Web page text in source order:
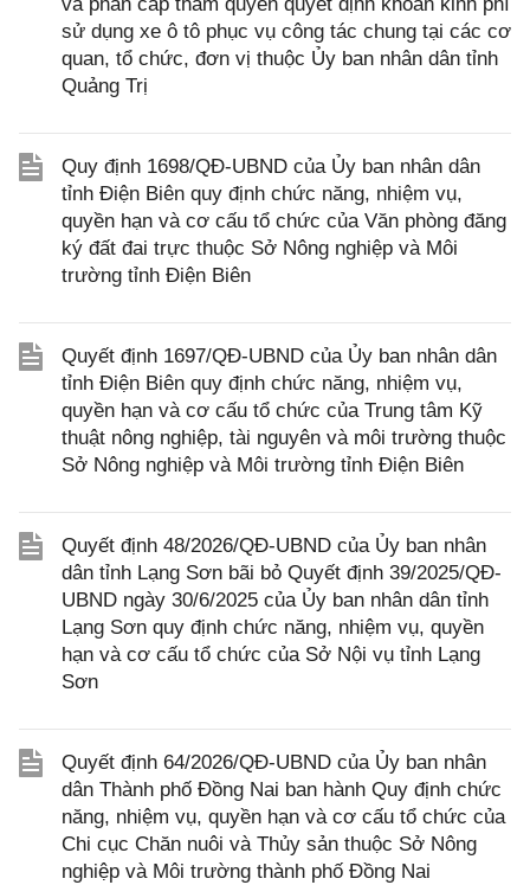
và phân cấp thẩm quyền quyết định khoán kinh phí
sử dụng xe ô tô phục vụ công tác chung tại các cơ
quan, tổ chức, đơn vị thuộc Ủy ban nhân dân tỉnh
Quảng Trị
Quy định 1698/QĐ-UBND của Ủy ban nhân dân
tỉnh Điện Biên quy định chức năng, nhiệm vụ,
quyền hạn và cơ cấu tổ chức của Văn phòng đăng
ký đất đai trực thuộc Sở Nông nghiệp và Môi
trường tỉnh Điện Biên
Quyết định 1697/QĐ-UBND của Ủy ban nhân dân
tỉnh Điện Biên quy định chức năng, nhiệm vụ,
quyền hạn và cơ cấu tổ chức của Trung tâm Kỹ
thuật nông nghiệp, tài nguyên và môi trường thuộc
Sở Nông nghiệp và Môi trường tỉnh Điện Biên
Quyết định 48/2026/QĐ-UBND của Ủy ban nhân
dân tỉnh Lạng Sơn bãi bỏ Quyết định 39/2025/QĐ-
UBND ngày 30/6/2025 của Ủy ban nhân dân tỉnh
Lạng Sơn quy định chức năng, nhiệm vụ, quyền
hạn và cơ cấu tổ chức của Sở Nội vụ tỉnh Lạng
Sơn
Quyết định 64/2026/QĐ-UBND của Ủy ban nhân
dân Thành phố Đồng Nai ban hành Quy định chức
năng, nhiệm vụ, quyền hạn và cơ cấu tổ chức của
Chi cục Chăn nuôi và Thủy sản thuộc Sở Nông
nghiệp và Môi trường thành phố Đồng Nai